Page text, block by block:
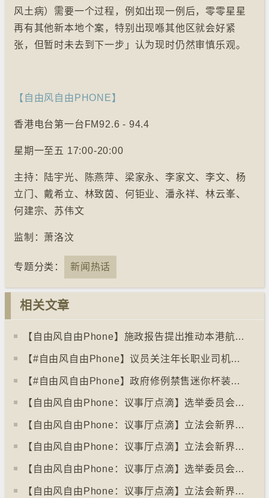
风土病）需要一个过程，例如出现一例后，零零星星
再有其他新本地个案，特别出现喺其他区就会好紧
张，但暂时未去到下一步」认为现时仍然审慎乐观。
【自由风自由PHONE】
香港电台第一台FM92.6 - 94.4
星期一至五 17:00-20:00
主持：陆宇光、陈燕萍、梁家永、李家文、李文、杨
立门、戴希立、林致茵、何钜业、潘永祥、林云峯、
何建宗、苏伟文
监制： 萧洛汶
专题分类： 新闻热话
相关文章
【自由风自由Phone】施政报告提出推动本港航天科技发展 支持太空经济
【#自由风自由Phone】议员关注年长职业司机健康监管
【#自由风自由Phone】政府修例禁售迷你杯装蒟蒻果冻
【自由风自由Phone：议事厅点滴】选举委员会议员 马逢国
【自由风自由Phone：议事厅点滴】立法会新界西北议员 田北辰
【自由风自由Phone：议事厅点滴】立法会新界西南议员 陈恒镔
【自由风自由Phone：议事厅点滴】选举委员会议员 梁美芬
【自由风自由Phone：议事厅点滴】立法会新界东北议员 陈克勤